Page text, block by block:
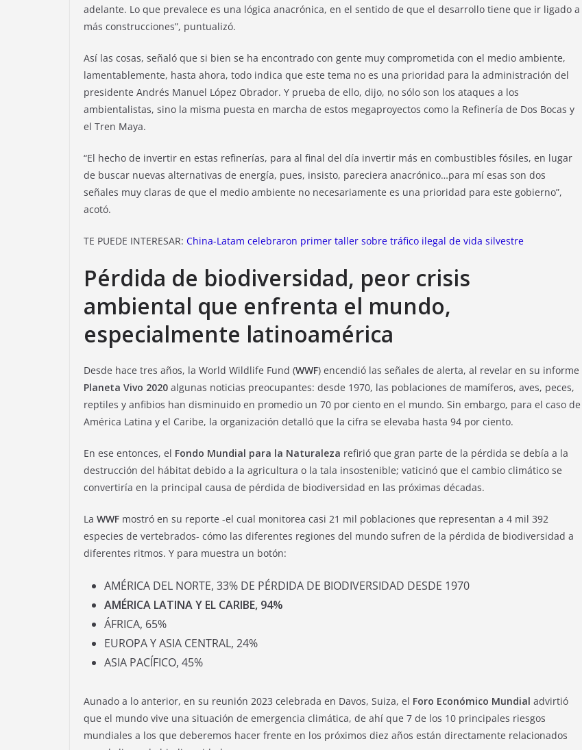
adelante. Lo que prevalece es una lógica anacrónica, en el sentido de que el desarrollo tiene que ir ligado a
más construcciones”, puntualizó.
Así las cosas, señaló que si bien se ha encontrado con gente muy comprometida con el medio ambiente,
lamentablemente, hasta ahora, todo indica que este tema no es una prioridad para la administración del
presidente Andrés Manuel López Obrador. Y prueba de ello, dijo, no sólo son los ataques a los
ambientalistas, sino la misma puesta en marcha de estos megaproyectos como la Refinería de Dos Bocas y
el Tren Maya.
“El hecho de invertir en estas refinerías, para al final del día invertir más en combustibles fósiles, en lugar
de buscar nuevas alternativas de energía, pues, insisto, pareciera anacrónico…para mí esas son dos
señales muy claras de que el medio ambiente no necesariamente es una prioridad para este gobierno”,
acotó.
TE PUEDE INTERESAR: China-Latam celebraron primer taller sobre tráfico ilegal de vida silvestre
Pérdida de biodiversidad, peor crisis
ambiental que enfrenta el mundo,
especialmente latinoamérica
Desde hace tres años, la World Wildlife Fund (WWF) encendió las señales de alerta, al revelar en su informe
Planeta Vivo 2020 algunas noticias preocupantes: desde 1970, las poblaciones de mamíferos, aves, peces,
reptiles y anfibios han disminuido en promedio un 70 por ciento en el mundo. Sin embargo, para el caso de
América Latina y el Caribe, la organización detalló que la cifra se elevaba hasta 94 por ciento.
En ese entonces, el Fondo Mundial para la Naturaleza refirió que gran parte de la pérdida se debía a la
destrucción del hábitat debido a la agricultura o la tala insostenible; vaticinó que el cambio climático se
convertiría en la principal causa de pérdida de biodiversidad en las próximas décadas.
La WWF mostró en su reporte -el cual monitorea casi 21 mil poblaciones que representan a 4 mil 392
especies de vertebrados- cómo las diferentes regiones del mundo sufren de la pérdida de biodiversidad a
diferentes ritmos. Y para muestra un botón:
AMÉRICA DEL NORTE, 33% DE PÉRDIDA DE BIODIVERSIDAD DESDE 1970
AMÉRICA LATINA Y EL CARIBE, 94%
ÁFRICA, 65%
EUROPA Y ASIA CENTRAL, 24%
ASIA PACÍFICO, 45%
Aunado a lo anterior, en su reunión 2023 celebrada en Davos, Suiza, el Foro Económico Mundial advirtió
que el mundo vive una situación de emergencia climática, de ahí que 7 de los 10 principales riesgos
mundiales a los que deberemos hacer frente en los próximos diez años están directamente relacionados